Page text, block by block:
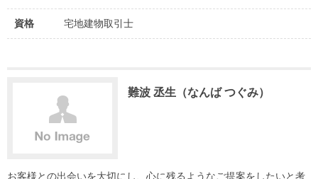
資格 宅地建物取引士
難波 丞生（なんば つぐみ）
お客様との出会いを大切にし、心に残るようなご提案をしたいと考